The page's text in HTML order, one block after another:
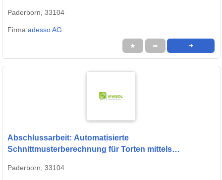
Paderborn, 33104
Firma:adesso AG
★ ➦ ➜
Abschlussarbeit: Automatisierte
Schnittmusterberechnung für Torten mittels
Paderborn, 33104